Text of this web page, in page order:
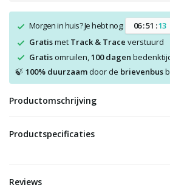
Morgen in huis? Je hebt nog: 06:51 :13
Gratismet Track & Trace verstuurd
Gratisomruilen, 100 dagen
🍃 100% duurzaamdoor de brievenbus
Productomschrijving
Productspecificaties
Reviews